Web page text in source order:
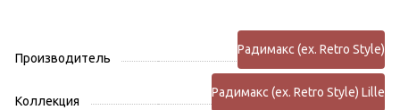
Производитель
Радимакс (ex. Retro Style)
Коллекция
Радимакс (ex. Retro Style) Lille